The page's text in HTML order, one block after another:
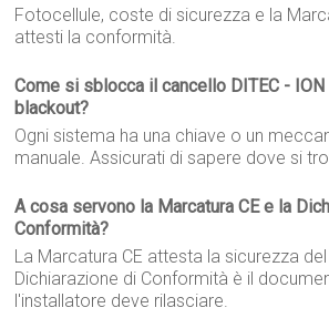
Fotocellule, coste di sicurezza e la
attesti la conformità.
Come si sblocca il cancello DITEC -
blackout?
Ogni sistema ha una chiave o un
manuale. Assicurati di sapere dove si
A cosa servono la Marcatura CE e la
Conformità?
La Marcatura CE attesta la sicurezza
Dichiarazione di Conformità è il
l'installatore deve rilasciare.